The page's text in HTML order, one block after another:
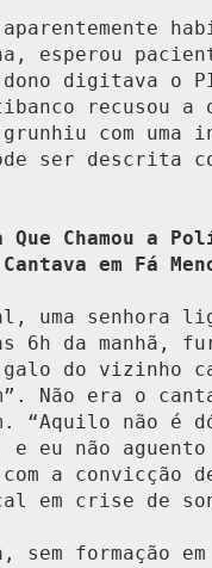
esperou
digitava o
recusou a
com uma
ser descrita
Que Chamou a
em Fá
uma senhora
6h da manhã,
do vizinho
Não era o
“Aquilo não é
e eu não
a convicção
em crise de
sem formação